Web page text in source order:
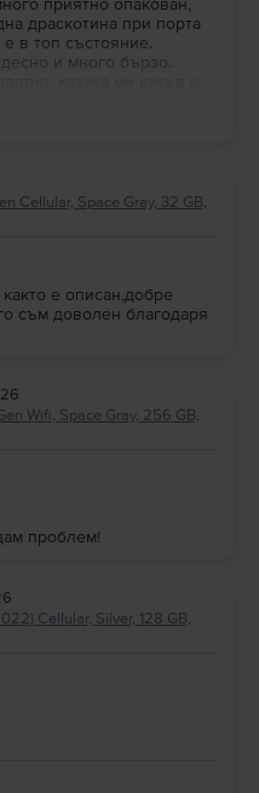
бъдат закупени на изплащане.
9.7” 6th Gen разсрочено с
драскотина при порта
в топ състояние.
и много бързо.
Cellular, Space Gray, 32 GB,
е описан,добре
съм доволен благодаря
Wifi, Space Gray, 256 GB,
проблем!
Cellular, Silver, 128 GB,